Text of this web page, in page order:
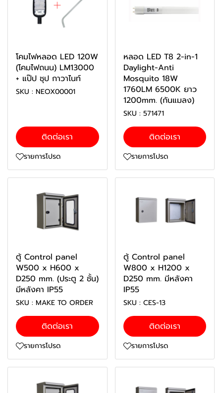
โคมไฟหลอด LED 120W
(โคมไฟถนน) LM13000
+ แป๊ป ชุป กาวาไนท์
SKU : NEOX00001
ติดต่อเรา
รายการโปรด
หลอด LED T8 2-in-1
Daylight-Anti
Mosquito 18W
1760LM 6500K ยาว
1200mm. (กันแมลง)
SKU : 571471
ติดต่อเรา
รายการโปรด
ตู้ Control panel
W500 x H600 x
D250 mm. (ประตู 2 ชั้น)
มีหลังคา IP55
SKU : MAKE TO ORDER
ติดต่อเรา
รายการโปรด
ตู้ Control panel
W800 x H1200 x
D250 mm. มีหลังคา
IP55
SKU : CES-13
ติดต่อเรา
รายการโปรด